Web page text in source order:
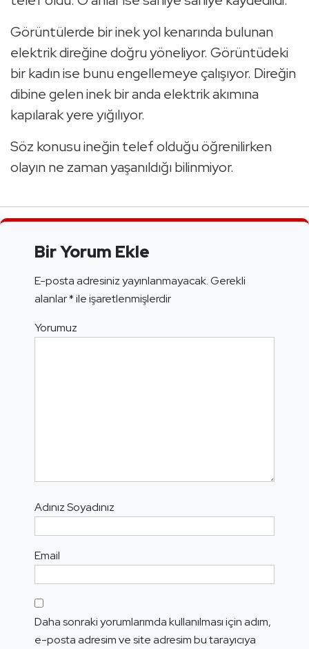
Görüntülerde bir inek yol kenarında bulunan
elektrik direğine doğru yöneliyor. Görüntüdeki
bir kadın ise bunu engellemeye çalışıyor. Direğin
dibine gelen inek bir anda elektrik akımına
kapılarak yere yığılıyor.
Söz konusu ineğin telef olduğu öğrenilirken
olayın ne zaman yaşanıldığı bilinmiyor.
Bir Yorum Ekle
E-posta adresiniz yayınlanmayacak.Gerekli
alanlar*ile işaretlenmişlerdir
Yorumuz
Adınız Soyadınız
Email
Daha sonraki yorumlarımda kullanılması için adım,
e-posta adresim ve site adresim bu tarayıcıya